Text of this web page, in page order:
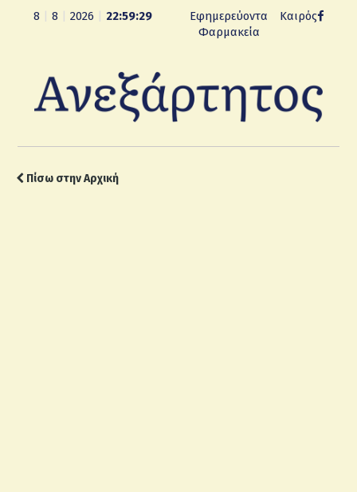
8 8 2026 22:59:30
Εφημερεύοντα
Φαρμακεία
Καιρός
Πίσω στην Αρχική